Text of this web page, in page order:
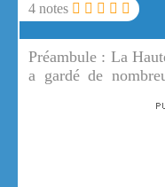
4 notes
Préambule : La
a gardé de
de Saint Valery sur